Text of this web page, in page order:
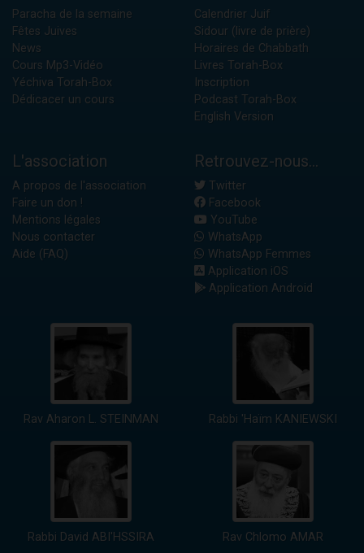
Paracha de la semaine
Fêtes Juives
News
Cours Mp3-Vidéo
Yéchiva Torah-Box
Dédicacer un cours
Calendrier Juif
Sidour (livre de prière)
Horaires de Chabbath
Livres Torah-Box
Inscription
Podcast Torah-Box
English Version
L'association
A propos de l'association
Faire un don !
Mentions légales
Nous contacter
Aide (FAQ)
Retrouvez-nous...
Twitter
Facebook
YouTube
WhatsApp
WhatsApp Femmes
Application iOS
Application Android
Rav Aharon L. STEINMAN Rabbi 'Haïm KANIEWSKI
Rabbi David ABI'HSSIRA Rav Chlomo AMAR